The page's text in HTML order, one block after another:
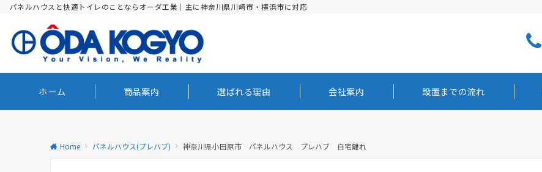
パネルハウスと快適トイレのことならオーダ工業｜主に神奈川県川崎市・横浜市に対応
ホーム 商品案内 選ばれる理由 会社案内 設置までの流れ
Home パネルハウス(プレハブ) 神奈川県小田原市 パネルハウス プレハブ 自宅離れ